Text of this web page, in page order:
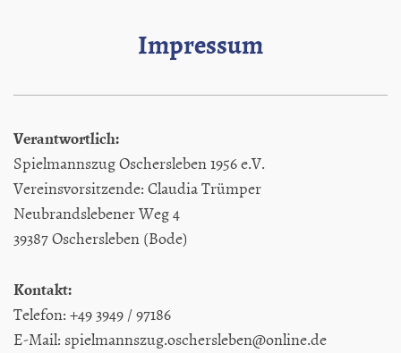
Impressum
Verantwortlich:
Spielmannszug Oschersleben 1956 e.V.
Vereinsvorsitzende: Claudia Trümper
Neubrandslebener Weg 4
39387 Oschersleben (Bode)
Kontakt:
Telefon: +49 3949 / 97186
E-Mail: spielmannszug.oschersleben@online.de